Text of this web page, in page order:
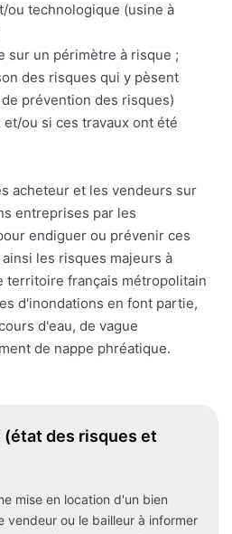
ou technologique (usine à
sur un périmètre à risque ;
des risques qui y pèsent
prévention des risques)
ou si ces travaux ont été
acheteur et les vendeurs sur
entreprises par les
endiguer ou prévenir ces
les risques majeurs à
territoire français métropolitain
d'inondations en font partie,
d'eau, de vague
de nappe phréatique.
(état des risques et
mise en location d'un bien
vendeur ou le bailleur à informer